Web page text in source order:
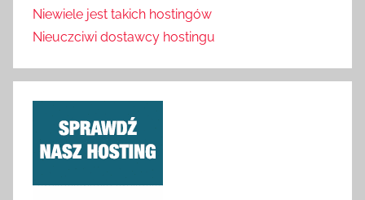
Niewiele jest takich hostingów
Nieuczciwi dostawcy hostingu